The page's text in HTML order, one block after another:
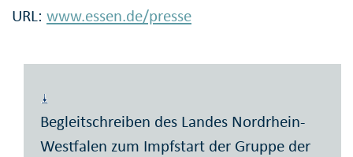
URL: www.essen.de/presse
Begleitschreiben des Landes Nordrhein-
Westfalen zum Impfstart der Gruppe der